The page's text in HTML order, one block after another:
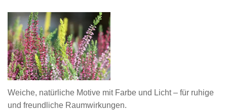
Weiche, natürliche Motive mit Farbe und Licht – für ruhige
und freundliche Raumwirkungen.